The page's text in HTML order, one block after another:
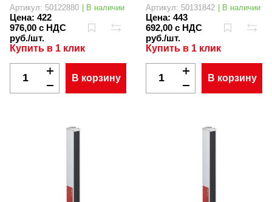
Артикул: 50122880 | В наличии
Цена: 422
976,00 с НДС
руб./шт.
Купить в 1 клик
В корзину
Артикул: 50131842 | В наличии
Цена: 443
692,00 с НДС
руб./шт.
Купить в 1 клик
В корзину